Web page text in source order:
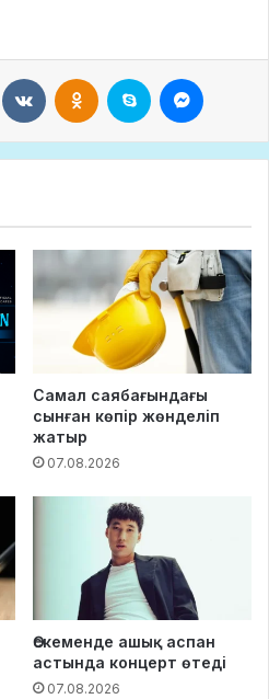
LinkedIn VKontakteOdnoklassniki
Skype
Самал саябағындағы
сынған көпір жөнделіп
жатыр
07.08.2026
Өскеменде ашық аспан
астында концерт өтеді
07.08.2026